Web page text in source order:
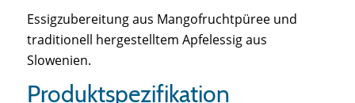
Essigzubereitung aus Mangofruchtpüree und
traditionell hergestelltem Apfelessig aus
Slowenien.
Produktspezifikation